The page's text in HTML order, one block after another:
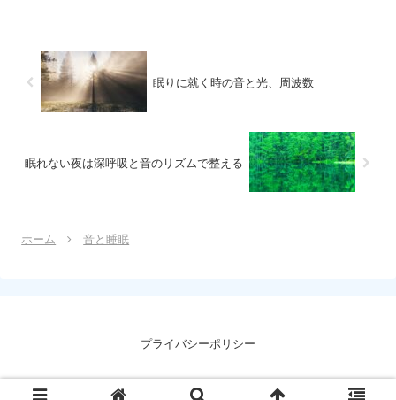
眠りに就く時の音と光、周波数
眠れない夜は深呼吸と音のリズムで整える
ホーム 音と睡眠
プライバシーポリシー